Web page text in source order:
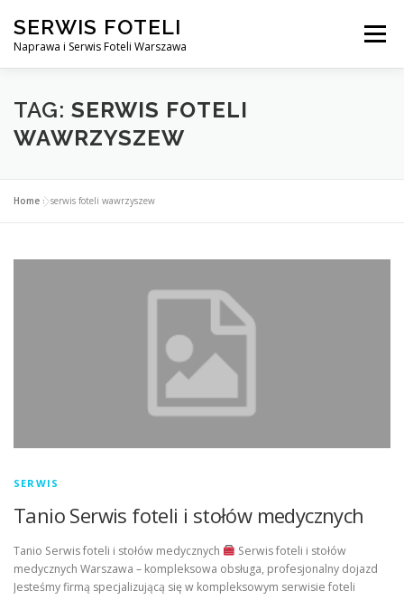
treści
SERWIS FOTELI
Naprawa i Serwis Foteli Warszawa
Menu
NAPRAWA FOTELI DENTYSTYCZNE I MEDYCZNE
TAG: SERWIS FOTELI
WAWRZYSZEW
Home »serwis foteli wawrzyszew
SERWIS
Tanio Serwis foteli i stołów medycznych
Tanio Serwis foteli i stołów medycznych
Serwis foteli i stołów
medycznych Warszawa – kompleksowa obsługa, profesjonalny dojazd
Jesteśmy firmą specjalizującą się w kompleksowym serwisie foteli